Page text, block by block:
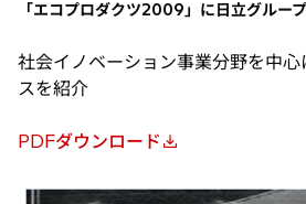
「エコプロダクツ2009」に日立グルー
社会イノベーション事業分野を中
スを紹介
PDFダウンロード
新